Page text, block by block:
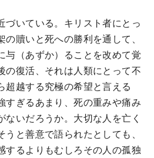
いている。キリスト者にとっ
贖いと死への勝利を通して、
与（あずか）ることを改めて覚
の復活、それは人類にとって不
超越する究極の希望と言える
すぎるあまり、死の重みや痛み
ないだろうか。大切な人を亡く
と善意で語られたとしても、
するよりもむしろその人の孤独